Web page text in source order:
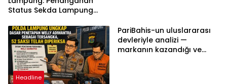
Status Sekda Lampung
Berdasarkan Aturan,
Bukan Tekanan Opini
Headline
PariBahis-un uluslararası
devleriyle analizi —
markanın kazandığı ve